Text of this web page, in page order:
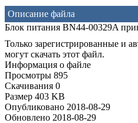
Описание файла
Блок питания BN44-00329A
Только зарегистрированные и
могут скачать этот файл.
Информация о файле
Просмотры 895
Скачивания 0
Размер 403 KB
Опубликовано 2018-08-29
Обновлено 2018-08-29